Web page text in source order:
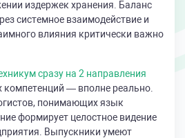
издержек хранения. Баланс
системное взаимодействие и
влияния критически важно
сразу на 2 направления
— вполне реально.
понимающих язык
формирует целостное видение
Выпускники умеют